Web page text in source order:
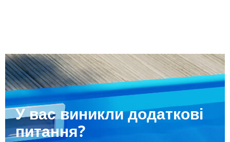
У вас виникли додаткові
питання?